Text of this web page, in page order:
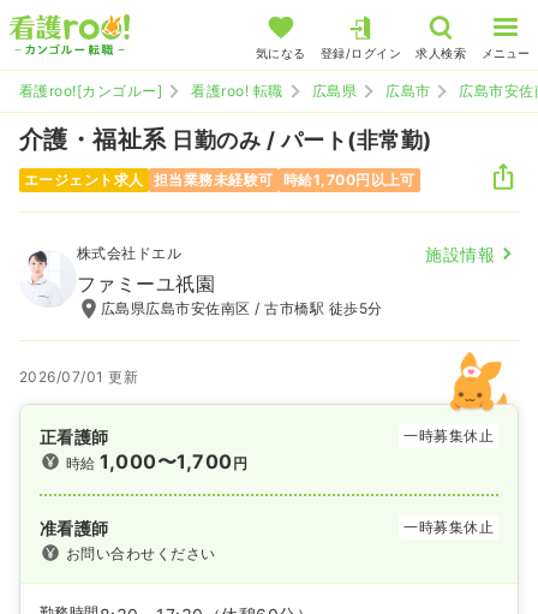
気になる 登録/ログイン 求人検索 メニュー
看護roo![カンゴルー] 看護roo! 転職 広島県 広島市 広島市安佐
介護・福祉系 日勤のみ / パート(非常勤)
エージェント求人 担当業務未経験可 時給1,700円以上可
株式会社ドエル 施設情報
ファミーユ祇園
広島県広島市安佐南区 / 古市橋駅 徒歩5分
2026/07/01 更新
正看護師
一時募集休止
時給1,000〜1,700円
准看護師
一時募集休止
お問い合わせください